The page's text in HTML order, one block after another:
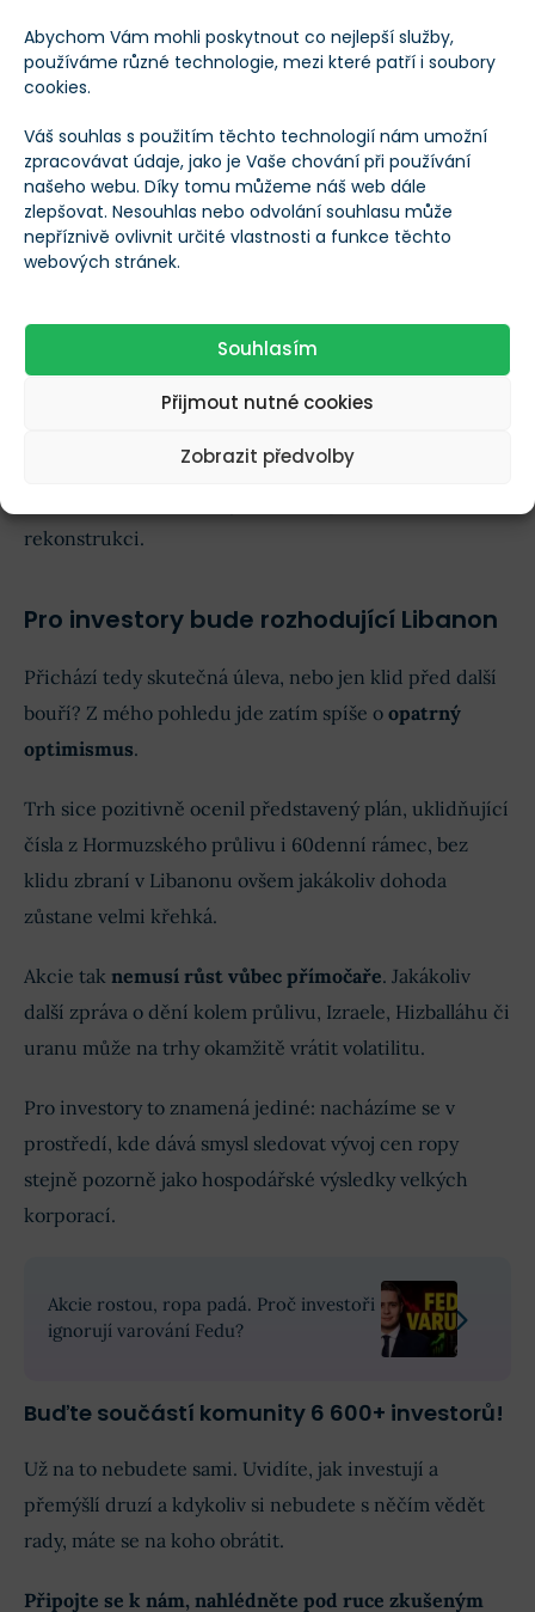
Abychom Vám mohli poskytnout co nejlepší služby,
používáme různé technologie, mezi které patří i soubory
cookies.
Váš souhlas s použitím těchto technologií nám umožní
zpracovávat údaje, jako je Vaše chování při používání
našeho webu. Díky tomu můžeme náš web dále
zlepšovat. Nesouhlas nebo odvolání souhlasu může
nepříznivě ovlivnit určité vlastnosti a funkce těchto
webových stránek.
Souhlasím
Přijmout nutné cookies
Zobrazit předvolby
Trh bedlivě sleduje i Trumpovy hrozby. Úřadující
prezident na své síti Truth Social varoval, že
Spojené státy udeří znovu a ještě tvrději.
Vance přesto mluvil osnaze napravit vztahy s Íránem
Podle něj se vyjednavači soustředí i na zásoby
obnovit svůj jaderný program.
Také Araghčí označil jednání zaobrovský posun
petrochemikálií, zrušení námořní blokády přístavů,
rekonstrukci.
Pro investory bude rozhodující Libanon
Přichází tedy skutečná úleva, nebo jen klid před další
bouří? Z mého pohledu jde zatím spíše o opatrný
optimismus.
Trh sice pozitivně ocenil představený plán, uklidňující
čísla z Hormuzského průlivu i 60denní rámec, bez
klidu zbraní v Libanonu ovšem jakákoliv dohoda
zůstane velmi křehká.
Akcie tak nemusí růst vůbec přímočaře. Jakákoliv
další zpráva o dění kolem průlivu, Izraele, Hizballáhu či
uranu může na trhy okamžitě vrátit volatilitu.
Pro investory to znamená jediné: nacházíme se v
prostředí, kde dává smysl sledovat vývoj cen ropy
stejně pozorně jako hospodářské výsledky velkých
korporací.
Akcie rostou, ropa padá. Proč investoři
ignorují varování Fedu?
Buďte součástí komunity 6 600+ investorů!
Už na to nebudete sami. Uvidíte, jak investují a
přemýšlí druzí a kdykoliv si nebudete s něčím vědět
rady, máte se na koho obrátit.
Připojte se k nám, nahlédněte pod ruce zkušeným